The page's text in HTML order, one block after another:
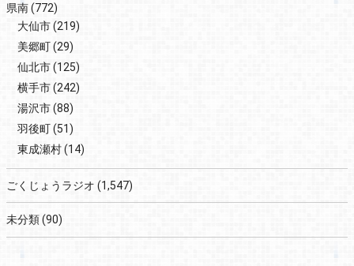
県南(772)
大仙市(219)
美郷町(29)
仙北市(125)
横手市(242)
湯沢市(88)
羽後町(51)
東成瀬村(14)
ごくじょうラジオ (1,547)
未分類(90)